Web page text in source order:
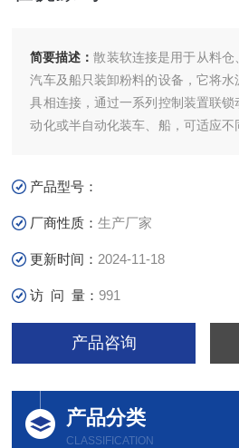
简要描述：散装软连接是用于从料仓
汽车及船只装卸粉料的设备，它将
具相连接，通过一系列控制装置联锁
动化或半自动化装车、船，可适应
产品型号：
厂商性质：生产厂家
更新时间： 2024-11-18
访 问 量：991
产品咨询
产品分类
CLASSIFICATION